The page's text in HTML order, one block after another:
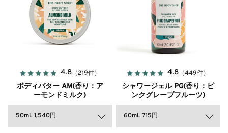
4.8（219件）
ボディバター AM(香り：ア
ーモンドミルク)
50mL 1,540円
4.8 （449件）
シャワージェル PG(香り：ピ
ンクグレープフルーツ)
60mL 715円